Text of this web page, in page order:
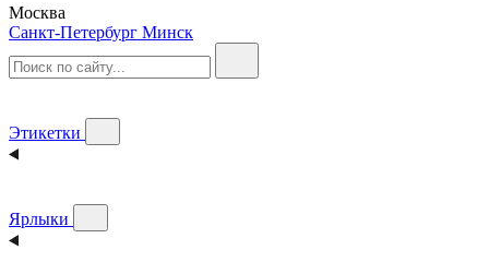
Москва
Санкт-Петербург Минск
Этикетки
Ярлыки